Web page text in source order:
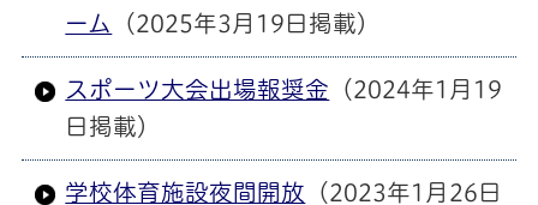
ーム
（2025年3月19日掲載）
スポーツ大会出場報奨金 （2024年1月19
日掲載）
学校体育施設夜間開放 （2023年1月26日